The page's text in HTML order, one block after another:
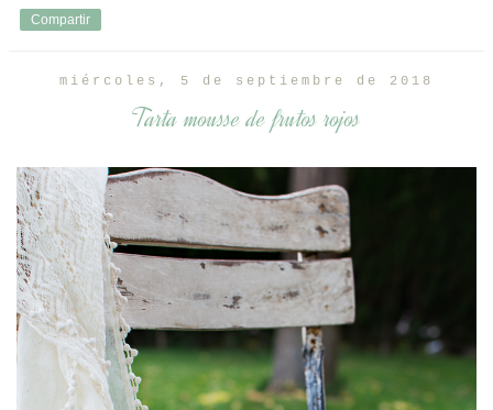
Compartir
miércoles, 5 de septiembre de 2018
Tarta mousse de frutos rojos